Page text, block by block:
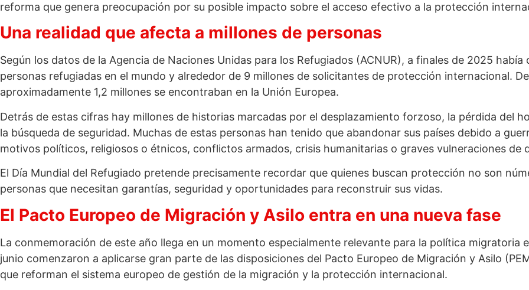
reforma que genera preocupación por su posible impacto sobre el acceso efectivo a la protección
Una realidad que afecta a millones de personas
Según los datos de la Agencia de Naciones Unidas para los Refugiados (ACNUR), a finales de 2025
personas refugiadas en el mundo y alrededor de 9 millones de solicitantes de protección internacional.
aproximadamente 1,2 millones se encontraban en la Unión Europea.
Detrás de estas cifras hay millones de historias marcadas por el desplazamiento forzoso, la pérdida del
la búsqueda de seguridad. Muchas de estas personas han tenido que abandonar sus países debido a
motivos políticos, religiosos o étnicos, conflictos armados, crisis humanitarias o graves vulneraciones de
El Día Mundial del Refugiado pretende precisamente recordar que quienes buscan protección no son
personas que necesitan garantías, seguridad y oportunidades para reconstruir sus vidas.
El Pacto Europeo de Migración y Asilo entra en una nueva fase
La conmemoración de este año llega en un momento especialmente relevante para la política migratoria
junio comenzaron a aplicarse gran parte de las disposiciones del Pacto Europeo de Migración y Asilo
que reforman el sistema europeo de gestión de la migración y la protección internacional.